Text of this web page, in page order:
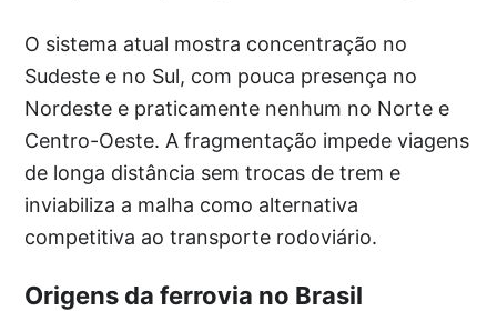
O sistema atual mostra concentração no
Sudeste e no Sul, com pouca presença no
Nordeste e praticamente nenhum no Norte e
Centro-Oeste. A fragmentação impede viagens
de longa distância sem trocas de trem e
inviabiliza a malha como alternativa
competitiva ao transporte rodoviário.
Origens da ferrovia no Brasil